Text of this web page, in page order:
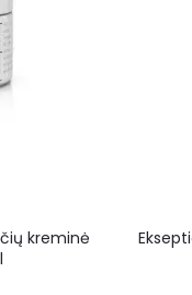
kreminė